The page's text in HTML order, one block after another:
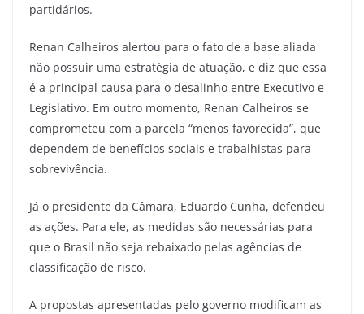
partidários.
Renan Calheiros alertou para o fato de a base aliada
não possuir uma estratégia de atuação, e diz que essa
é a principal causa para o desalinho entre Executivo e
Legislativo. Em outro momento, Renan Calheiros se
comprometeu com a parcela “menos favorecida”, que
dependem de benefícios sociais e trabalhistas para
sobrevivência.
Já o presidente da Câmara, Eduardo Cunha, defendeu
as ações. Para ele, as medidas são necessárias para
que o Brasil não seja rebaixado pelas agências de
classificação de risco.
A propostas apresentadas pelo governo modificam as